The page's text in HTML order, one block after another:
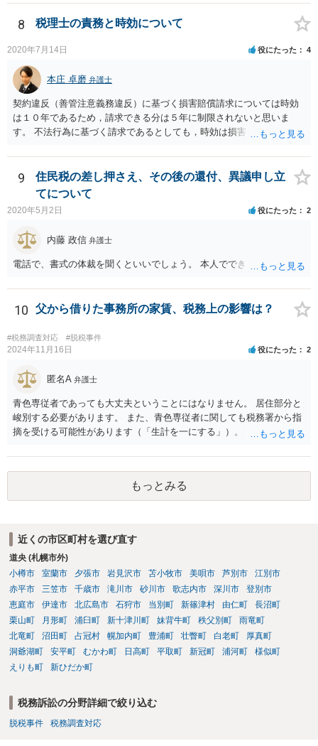
する義務がある場合で確定申告をしなかった場合には、税務署の調査
等があり、本来払うべき税金にプラスして加算税の処分を科される場
合もあります。 高額なものでもない限り単なる無申告だけでは直ちに
逮捕されないとは思います。
8 税理士の責務と時効について
2020年7月14日 役にたった 4
本庄 卓磨 弁護士
契約違反（善管注意義務違反）に基づく損害賠償請求については時効
は１０年であるため，請求できる分は５年に制限されないと思いま
す。 不法行為に基づく請求であるとしても，時効は損害を知ってから
とをお勧めいたします。
9
住民税の差し押さえ、その後の還付、異議申し立
てについて
2020年5月2日 役にたった 2
内藤 政信 弁護士
電話で、書式の体裁を聞くといいでしょう。 本人でできますね。
10 父から借りた事務所の家賃、税務上の影響は？
#税務調査対応 #脱税事件
2024年11月16日 役にたった 2
匿名A 弁護士
青色専従者であっても大丈夫ということにはなりません。 居住部分と
峻別する必要があります。 また、青色専従者に関しても税務署から指
摘を受ける可能性があります（「生計を一にする」）。
もっとみる
近くの市区町村を選び直す
道央 (札幌市外)
小樽市
室蘭市 夕張市 岩見沢市 苫小牧市 美唄市 芦別市
江別市
赤平市
三笠市 千歳市 滝川市 砂川市 歌志内市 深川市
登別市
恵庭市
伊達市 北広島市 石狩市 当別町 新篠津村 由仁町
長沼町
栗山町
月形町 浦臼町 新十津川町 妹背牛町 秩父別町
雨竜町
北竜町
沼田町 占冠村 幌加内町 豊浦町 壮瞥町 白老町
厚真町
洞爺湖町
安平町 むかわ町 日高町 平取町 新冠町 浦河町
様似町
えりも町
新ひだか町
税務訴訟の分野詳細で絞り込む
脱税事件 税務調査対応